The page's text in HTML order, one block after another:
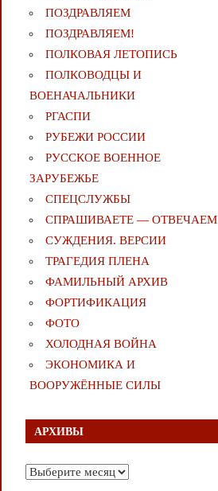
ПОЗДРАВЛЯЕМ
ПОЗДРАВЛЯЕМ!
ПОЛКОВАЯ ЛЕТОПИСЬ
ПОЛКОВОДЦЫ И
ВОЕНАЧАЛЬНИКИ
РГАСПИ
РУБЕЖИ РОССИИ
РУССКОЕ ВОЕННОЕ
ЗАРУБЕЖЬЕ
СПЕЦСЛУЖБЫ
СПРАШИВАЕТЕ — ОТВЕЧАЕМ
СУЖДЕНИЯ. ВЕРСИИ
ТРАГЕДИЯ ПЛЕНА
ФАМИЛЬНЫЙ АРХИВ
ФОРТИФИКАЦИЯ
ФОТО
ХОЛОДНАЯ ВОЙНА
ЭКОНОМИКА И
ВООРУЖЁННЫЕ СИЛЫ
АРХИВЫ
Архивы